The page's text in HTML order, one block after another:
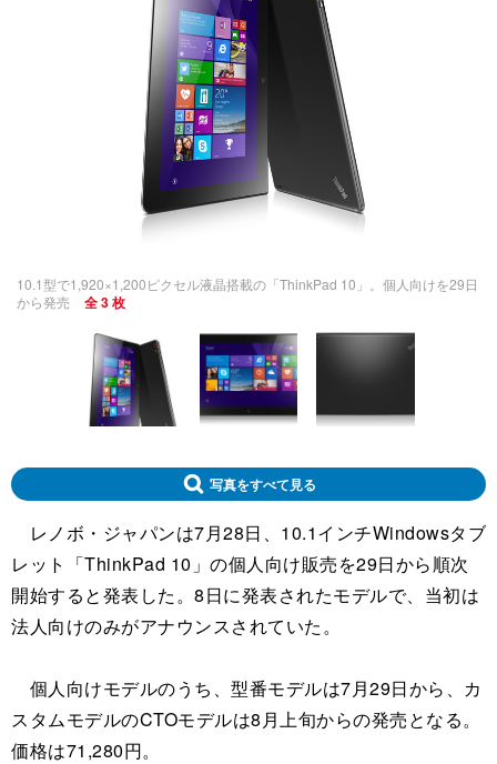
10.1型で1,920×1,200ピクセル液晶搭載の「ThinkPad 10」。個人向けを29日
から発売
全 3 枚
写真をすべて見る
レノボ・ジャパンは7月28日、10.1インチWindowsタブ
レット「ThinkPad 10」の個人向け販売を29日から順次
開始すると発表した。8日に発表されたモデルで、当初は
法人向けのみがアナウンスされていた。
個人向けモデルのうち、型番モデルは7月29日から、カ
スタムモデルのCTOモデルは8月上旬からの発売となる。
価格は71,280円。